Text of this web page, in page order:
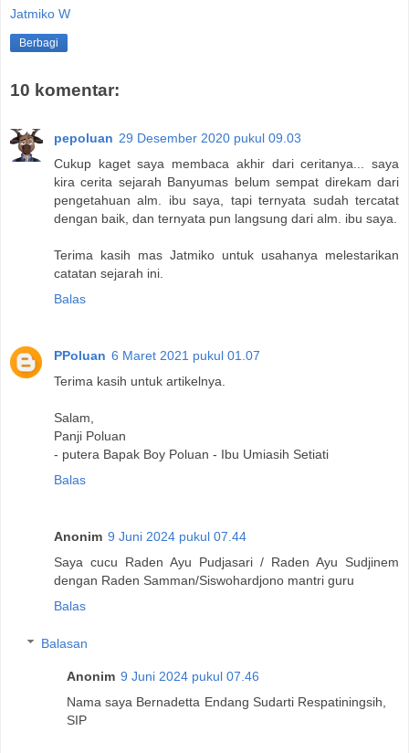
Jatmiko W
Berbagi
10 komentar:
pepoluan 29 Desember 2020 pukul 09.03
Cukup kaget saya membaca akhir dari ceritanya... saya
kira cerita sejarah Banyumas belum sempat direkam dari
pengetahuan alm. ibu saya, tapi ternyata sudah tercatat
dengan baik, dan ternyata pun langsung dari alm. ibu saya.
Terima kasih mas Jatmiko untuk usahanya melestarikan
catatan sejarah ini.
Balas
PPoluan 6 Maret 2021 pukul 01.07
Terima kasih untuk artikelnya.
Salam,
Panji Poluan
- putera Bapak Boy Poluan - Ibu Umiasih Setiati
Balas
Anonim 9 Juni 2024 pukul 07.44
Saya cucu Raden Ayu Pudjasari / Raden Ayu Sudjinem
dengan Raden Samman/Siswohardjono mantri guru
Balas
Balasan
Anonim 9 Juni 2024 pukul 07.46
Nama saya Bernadetta Endang Sudarti Respatiningsih,
SIP